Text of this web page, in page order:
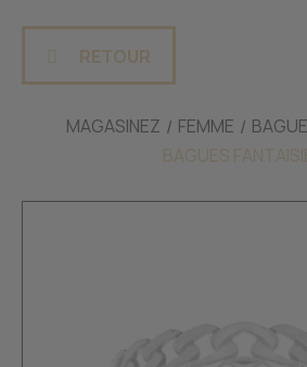
RETOUR
MAGASINEZ FEMME
BAGUES